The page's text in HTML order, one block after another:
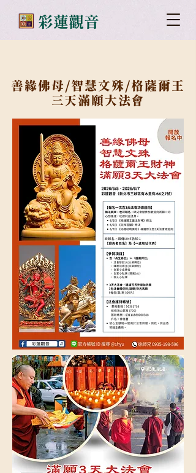
​彩蓮觀音
善緣佛母/智慧文殊/格薩爾王
三天滿願大法會